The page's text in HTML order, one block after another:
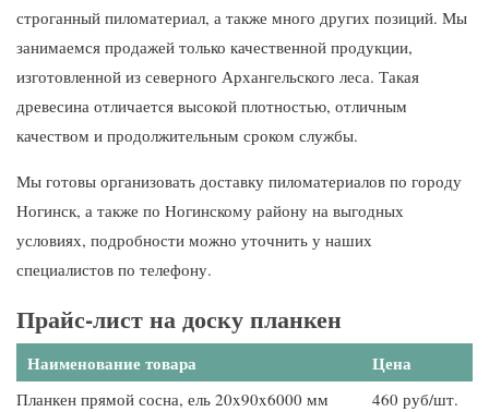
строганный пиломатериал, а также много других позиций. Мы
занимаемся продажей только качественной продукции,
изготовленной из северного Архангельского леса. Такая
древесина отличается высокой плотностью, отличным
качеством и продолжительным сроком службы.
Мы готовы организовать доставку пиломатериалов по городу
Ногинск, а также по Ногинскому району на выгодных
условиях, подробности можно уточнить у наших
специалистов по телефону.
Прайс-лист на доску планкен
Наименование товара Цена
Планкен прямой сосна, ель 20x90x6000 мм
460 руб/шт.